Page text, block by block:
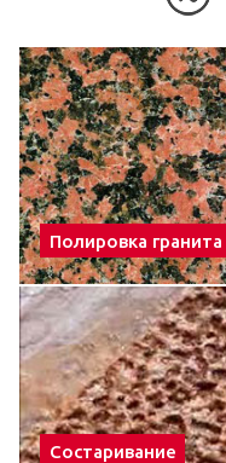
Полировка гранита
Состаривание